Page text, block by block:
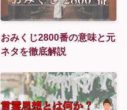
おみくじ2800番の意味と元
ネタを徹底解説